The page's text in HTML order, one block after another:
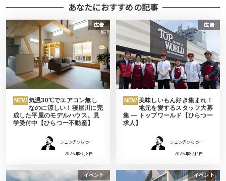
あなたにおすすめの記事
広告
NEW 気温30℃でエアコン無し
なのに涼しい！寝屋川に完
成した平屋のモデルハウス。見
学受付中【ひらつー不動産】
シュン@ひらつー
2026年8月8日
広告
NEW 美味しいもん好き集まれ！
地元を愛するスタッフ大募
集 ― トップワールド【ひらつー
求人】
シュン@ひらつー
2026年8月7日
イベント イベント